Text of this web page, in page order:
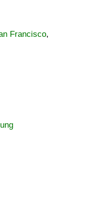
Francisco,